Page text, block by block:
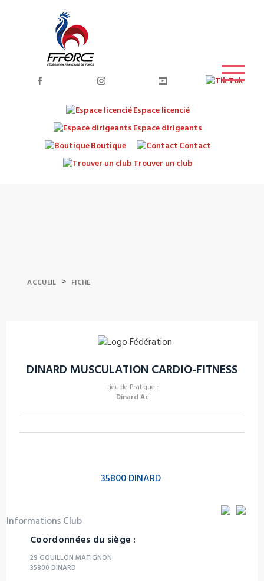
Espace licencié
Espace dirigeants
Boutique
Contact
Trouver un club
ACCUEIL > FICHE
DINARD MUSCULATION CARDIO-FITNESS
Lieu de Pratique :
Dinard Ac
35800 DINARD
Informations Club
Coordonnées du siège :
29 GOUILLON MATIGNON
35800 DINARD